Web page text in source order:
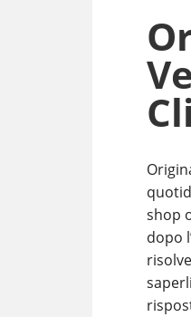
shop
dopo